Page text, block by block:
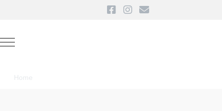
Mobile Menu Toggle
Home